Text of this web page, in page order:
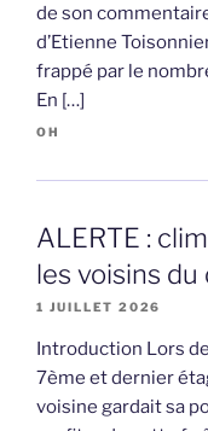
de son
d’Etienne
frappé par le
En […]
OH
ALERTE :
les voisins du
1 JUILLET 2026
Introduction Lors
7ème et dernier
voisine gardait sa